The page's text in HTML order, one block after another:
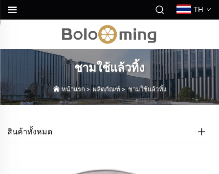
TH
ชามใช้แล้วทิ้ง
หน้าแรก > ผลิตภัณฑ์ >ชามใช้แล้วทิ้ง
สินค้าทั้งหมด